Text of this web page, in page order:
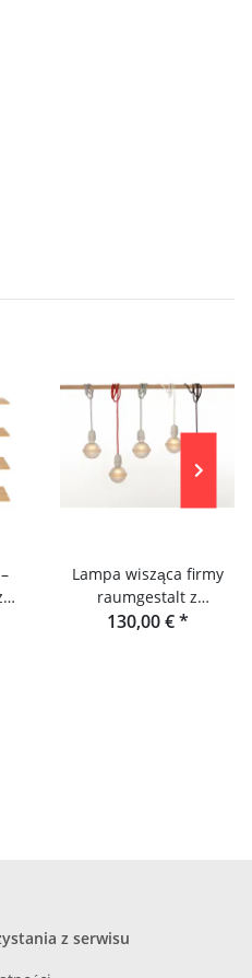
Lampa wisząca firmy
raumgestalt z
przewodem tekstylnym
130,00 €*
z serwisu